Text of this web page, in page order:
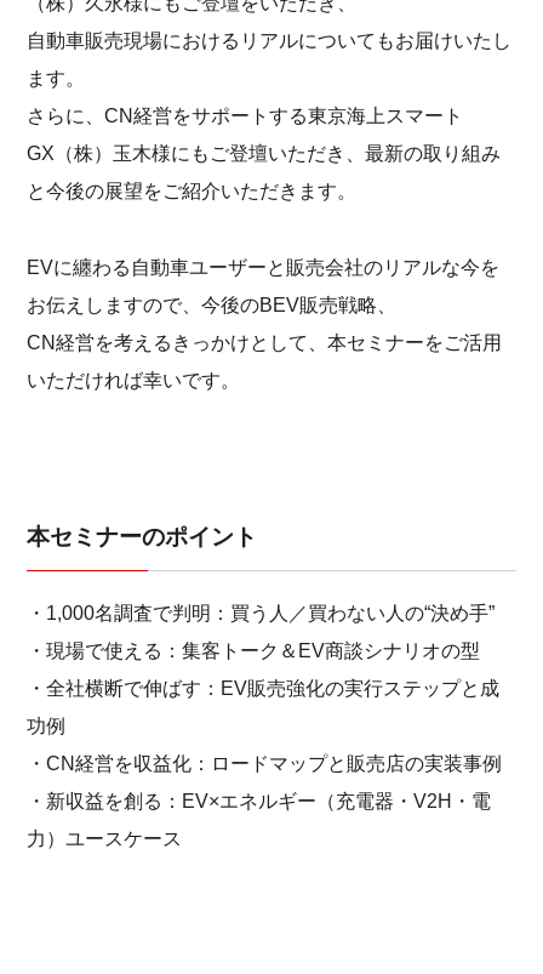
自動車販売現場におけるリアルについてもお届けいたし
ます。
さらに、CN経営をサポートする東京海上スマート
GX（株）玉木様にもご登壇いただき、最新の取り組み
と今後の展望をご紹介いただきます。
EVに纏わる自動車ユーザーと販売会社のリアルな今を
お伝えしますので、今後のBEV販売戦略、
CN経営を考えるきっかけとして、本セミナーをご活用
いただければ幸いです。
本セミナーのポイント
・1,000名調査で判明：買う人／買わない人の“決め手”
・現場で使える：集客トーク＆EV商談シナリオの型
・全社横断で伸ばす：EV販売強化の実行ステップと成
功例
・CN経営を収益化：ロードマップと販売店の実装事例
・新収益を創る：EV×エネルギー（充電器・V2H・電
力）ユースケース